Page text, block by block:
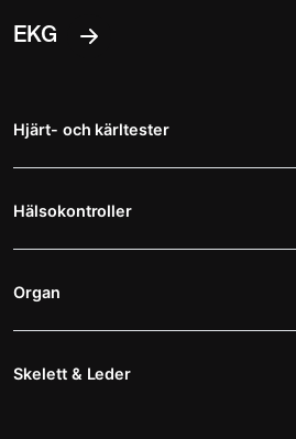
EKG
Hjärt- och kärltester
Hälsokontroller
Organ
Skelett & Leder